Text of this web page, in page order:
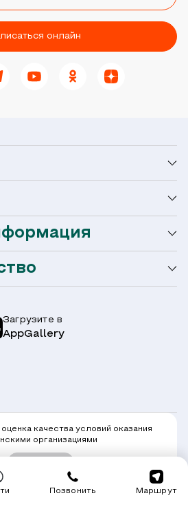
онлайн
качества
вычета
Загрузите в
AppGallery
качества условий оказания
организациями
Позвонить Маршрут